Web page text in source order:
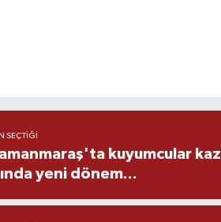
SEÇTIĞI
kuyumcular
yeni dönem...